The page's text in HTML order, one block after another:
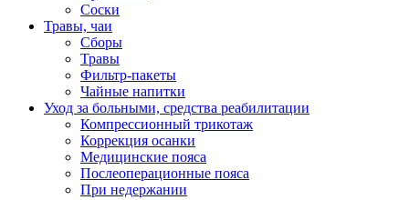
Соски
Травы, чаи
Сборы
Травы
Фильтр-пакеты
Чайные напитки
Уход за больными, средства реабилитации
Компрессионный трикотаж
Коррекция осанки
Медицинские пояса
Послеоперационные пояса
При недержании